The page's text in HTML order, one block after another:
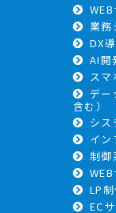
業務
DX
AI開
スマ
デ
含む）
シス
イン
制御
LP制
EC